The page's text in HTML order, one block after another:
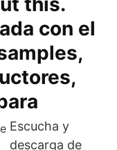
con el
Escucha y
descarga de